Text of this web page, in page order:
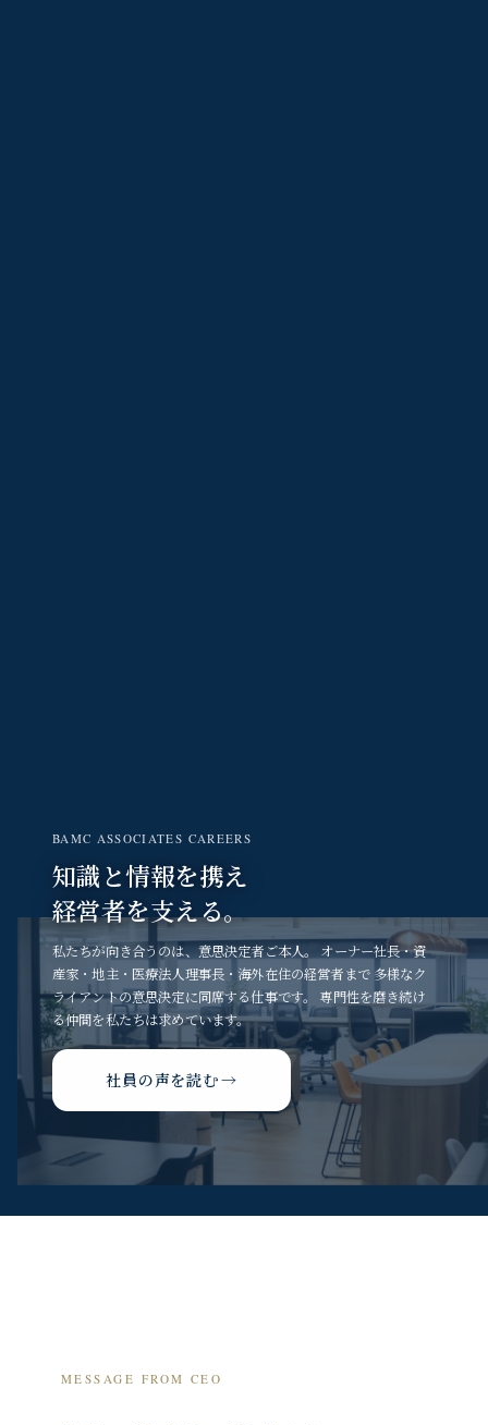
BAMC ASSOCIATES CAREERS
知識と情報を携え
経営者を支える。
私たちが向き合うのは、意思決定者ご本人。 オーナー社長・資
産家・地主・医療法人理事長・海外在住の経営者まで 多様なク
ライアントの意思決定に同席する仕事です。 専門性を磨き続け
る仲間を私たちは求めています。
社員の声を読む
MESSAGE FROM CEO